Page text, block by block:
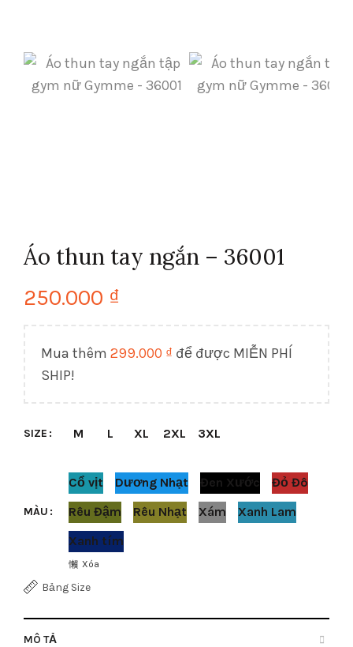
Áo thun tay ngắn – 36001
250.000 ₫
Mua thêm 299.000 ₫ để được MIỄN PHÍ
SHIP!
SIZE M L XL 2XL 3XL
MÀU
Cổ vịt Dương Nhạt Đen Xước
Đỏ Đô
Rêu Đậm
Rêu Nhạt Xám
Xanh Lam
Xanh tím
Xóa
Bảng Size
MÔ TẢ